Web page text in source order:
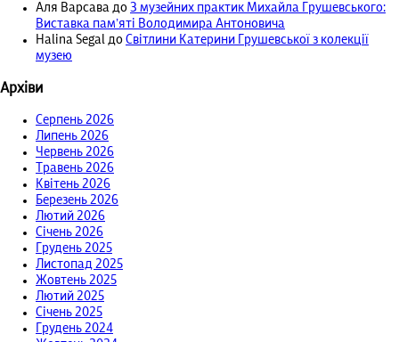
Аля Варсава до З музейних практик Михайла Грушевського:
Виставка пам’яті Володимира Антоновича
Halina Segal до Світлини Катерини Грушевської з колекції
музею
Архіви
Серпень 2026
Липень 2026
Червень 2026
Травень 2026
Квітень 2026
Березень 2026
Лютий 2026
Січень 2026
Грудень 2025
Листопад 2025
Жовтень 2025
Лютий 2025
Січень 2025
Грудень 2024